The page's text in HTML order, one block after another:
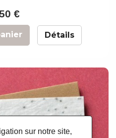
sur notre site,
€
Détails